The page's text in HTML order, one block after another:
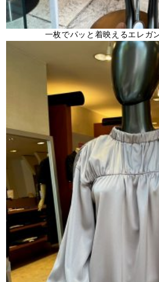
一枚でパッと着映えるエレガ